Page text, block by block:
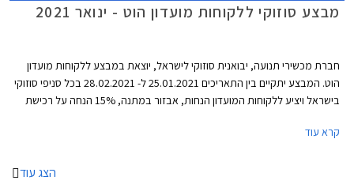
מבצע סוזוקי ללקוחות מועדון הוט - ינואר 2021
חברת מכשירי תנועה, יבואנית סוזוקי לישראל, יוצאת במבצע ללקוחות מועדון
הוט. המבצע יתקיים בין התאריכים 25.01.2021 ל- 28.02.2021 בכל סניפי סוזוקי
בישראל ויציע ללקוחות המועדון הנחות, אבזור במתנה, 15% הנחה על רכישת
של המועדון, ואפשרות להלוואה ללא ריבית עד 70,000 ₪.
קרא עוד
הצג עוד